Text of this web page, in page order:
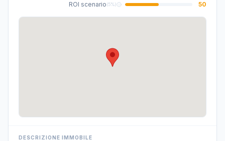
ROI scenario(5%) 50
DESCRIZIONE IMMOBILE